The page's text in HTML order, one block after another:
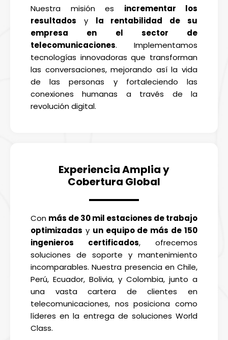
Nuestra misión es incrementar los
resultados y la rentabilidad de su
empresa en el sector de
telecomunicaciones. Implementamos
tecnologías innovadoras que transforman
las conversaciones, mejorando así la vida
de las personas y fortaleciendo las
conexiones humanas a través de la
revolución digital.
Experiencia Amplia y
Cobertura Global
Con más de 30 mil estaciones de trabajo
optimizadas y un equipo de más de 150
ingenieros certificados, ofrecemos
soluciones de soporte y mantenimiento
incomparables. Nuestra presencia en Chile,
Perú, Ecuador, Bolivia, y Colombia, junto a
una vasta cartera de clientes en
telecomunicaciones, nos posiciona como
líderes en la entrega de soluciones World
Class.